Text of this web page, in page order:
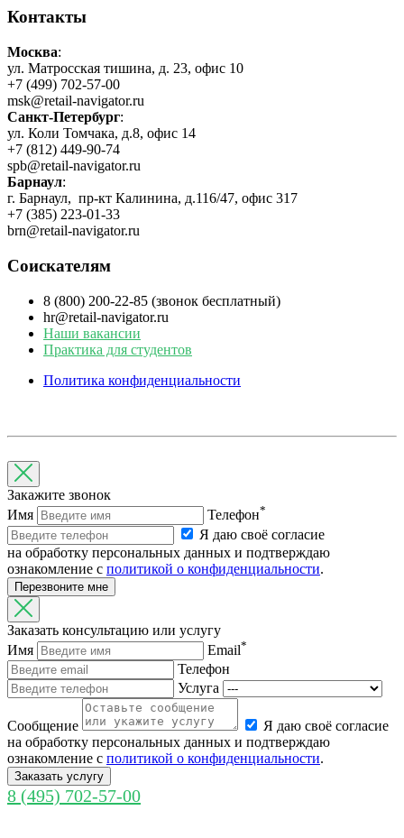
Контакты
Москва:
ул. Матросская тишина, д. 23, офис 10
+7 (499) 702-57-00
msk@retail-navigator.ru
Санкт-Петербург:
ул. Коли Томчака, д.8, офис 14
+7 (812) 449-90-74
spb@retail-navigator.ru
Барнаул:
г. Барнаул, пр-кт Калинина, д.116/47, офис 317
+7 (385) 223-01-33
brn@retail-navigator.ru
Соискателям
8 (800) 200-22-85 (звонок бесплатный)
hr@retail-navigator.ru
Наши вакансии
Практика для студентов
Политика конфиденциальности
Закажите звонок
Имя
Телефон*
Я даю своё согласие
на обработку персональных данных и подтверждаю
ознакомление с политикой о конфиденциальности.
Перезвоните мне
Заказать консультацию или услугу
Имя
Email*
Телефон
Услуга
Cообщение
Я даю своё согласие
на обработку персональных данных и подтверждаю
ознакомление с политикой о конфиденциальности.
Заказать услугу
8 (495) 702-57-00